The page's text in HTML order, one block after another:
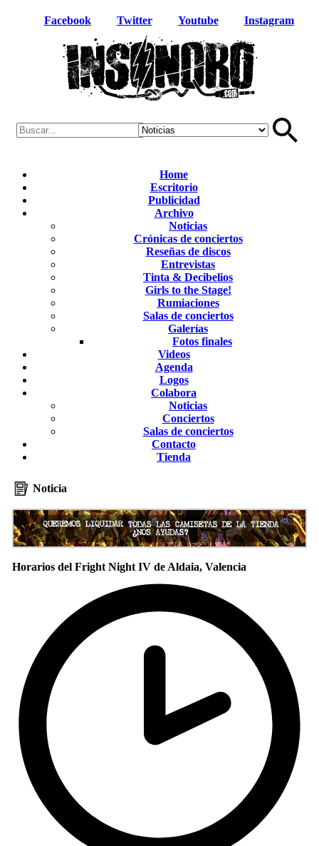
Facebook Twitter Youtube Instagram
Home
Escritorio
Publicidad
Archivo
Noticias
Crónicas de conciertos
Reseñas de discos
Entrevistas
Tinta & Decibelios
Girls to the Stage!
Rumiaciones
Salas de conciertos
Galerías
Fotos finales
Videos
Agenda
Logos
Colabora
Noticias
Conciertos
Salas de conciertos
Contacto
Tienda
Noticia
Horarios del Fright Night IV de Aldaia, Valencia